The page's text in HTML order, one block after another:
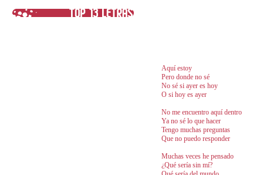
Aquí estoy
Pero donde no sé
No sé si ayer es hoy
O si hoy es ayer
No me encuentro aquí dentro
Ya no sé lo que hacer
Tengo muchas preguntas
Que no puedo responder
Muchas veces he pensado
¿Qué sería sin mí?